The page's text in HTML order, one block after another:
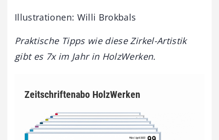
Illustrationen: Willi Brokbals
Praktische Tipps wie diese Zirkel-Artistik
gibt es 7x im Jahr in HolzWerken.
Zeitschriftenabo HolzWerken